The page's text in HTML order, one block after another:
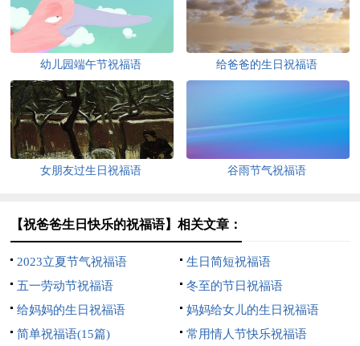
幼儿园端午节祝福语 给爸爸的生日祝福语
女朋友过生日祝福语 谷雨节气祝福语
【祝爸爸生日快乐的祝福语】相关文章：
2023立夏节气祝福语
生日简短祝福语
五一劳动节祝福语
冬至的节日祝福语
给妈妈的生日祝福语
妈妈给女儿的生日祝福语
简单祝福语(15篇)
常用情人节快乐祝福语